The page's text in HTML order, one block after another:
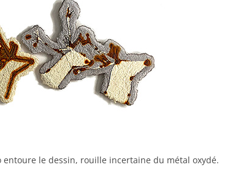
le dessin, rouille incertaine du métal oxydé.